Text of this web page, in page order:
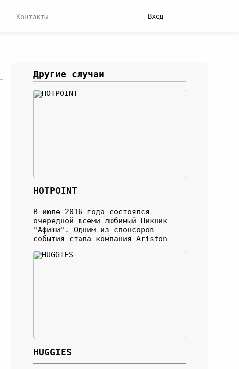
Контакты Вход
Другие случаи
HOTPOINT
В июле 2016 года состоялся
очередной всеми любимый Пикник
"Афиши". Одним из спонсоров
события стала компания Ariston
HUGGIES